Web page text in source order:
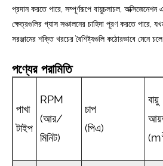
প্রদান করতে পারে, সম্পূর্ণরূপে বায়ুচলাচল, অক্সিজেনেশন
ক্ষেত্রগুলির গ্যাস সঞ্চালনের চাহিদা পূরণ করতে পারে,
সরঞ্জামের শক্তি খরচের বৈশিষ্ট্যগুলি কঠোরভাবে মেনে
পণ্যের পরামিতি
পাখা
টাইপ
RPM
(আর/
মিনিট)
চাপ
(পিএ)
বায়ু